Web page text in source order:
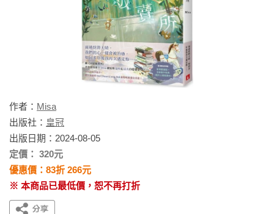
作者： Misa
出版社： 皇冠
出版日期：2024-08-05
定價： 320元
優惠價：83折 266元
※ 本商品已最低價，恕不再打折